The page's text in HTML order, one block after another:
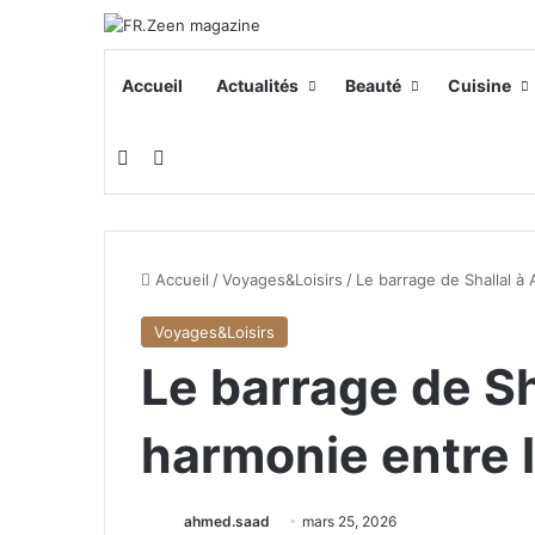
Accueil Actualités Beauté Cuisine
Switch skin
Accueil /Voyages&Loisirs / Le barrage de Shallal à
Voyages&Loisirs
Le barrage de
harmonie entre
ahmed.saad mars 25, 2026